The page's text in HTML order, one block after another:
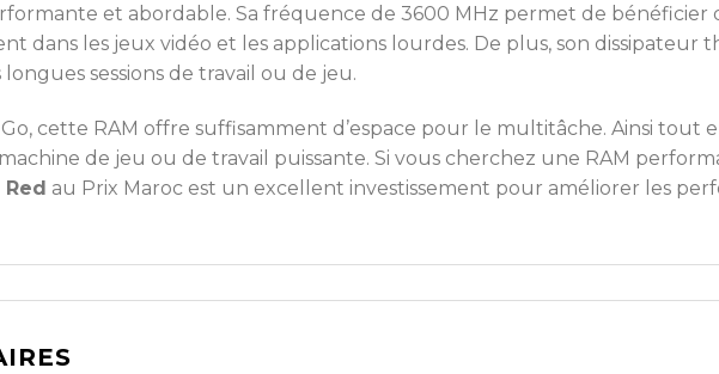
et abordable. Sa fréquence de 3600 MHz permet de bénéficier
dans les jeux vidéo et les applications lourdes. De plus, son
sessions de travail ou de jeu.
Go, cette RAM offre suffisamment d’espace pour le multitâche. Ainsi
de jeu ou de travail puissante. Si vous cherchez une RAM
Red au Prix Maroc est un excellent investissement pour améliorer les